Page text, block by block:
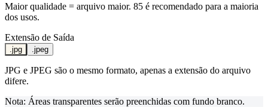
Maior qualidade = arquivo maior. 85 é recomendado para a maioria
dos usos.
Extensão de Saída
.jpg .jpeg
JPG e JPEG são o mesmo formato, apenas a extensão do arquivo
difere.
Nota: Áreas transparentes serão preenchidas com fundo branco.